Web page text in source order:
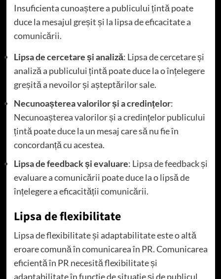
Insuficienta cunoaștere a publicului țintă poate
duce la mesajul greșit și la lipsa de eficacitate a
comunicării.
Lipsa de cercetare și analiză: Lipsa de cercetare și
analiză a publicului țintă poate duce la o înțelegere
greșită a nevoilor și așteptărilor sale.
Necunoașterea valorilor și a credințelor:
Necunoașterea valorilor și a credințelor publicului
țintă poate duce la un mesaj care să nu fie în
concordanță cu acestea.
Lipsa de feedback și evaluare: Lipsa de feedback și
evaluare a comunicării poate duce la o lipsă de
înțelegere a eficacității comunicării.
Lipsa de flexibilitate
Lipsa de flexibilitate și adaptabilitate este o altă
eroare comună în comunicarea în PR. Comunicarea
eficientă în PR necesită flexibilitate și
adaptabilitate în funcție de situație și de publicul